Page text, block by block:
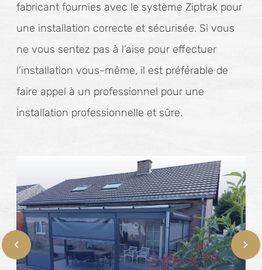
fabricant fournies avec le système Ziptrak pour
une installation correcte et sécurisée. Si vous
ne vous sentez pas à l’aise pour effectuer
l’installation vous-même, il est préférable de
faire appel à un professionnel pour une
installation professionnelle et sûre.